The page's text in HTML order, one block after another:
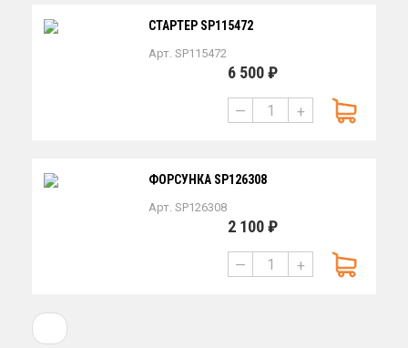
СТАРТЕР SP115472
Арт. SP115472
6 500 ₽
— +
ФОРСУНКА SP126308
Арт. SP126308
2 100 ₽
— +